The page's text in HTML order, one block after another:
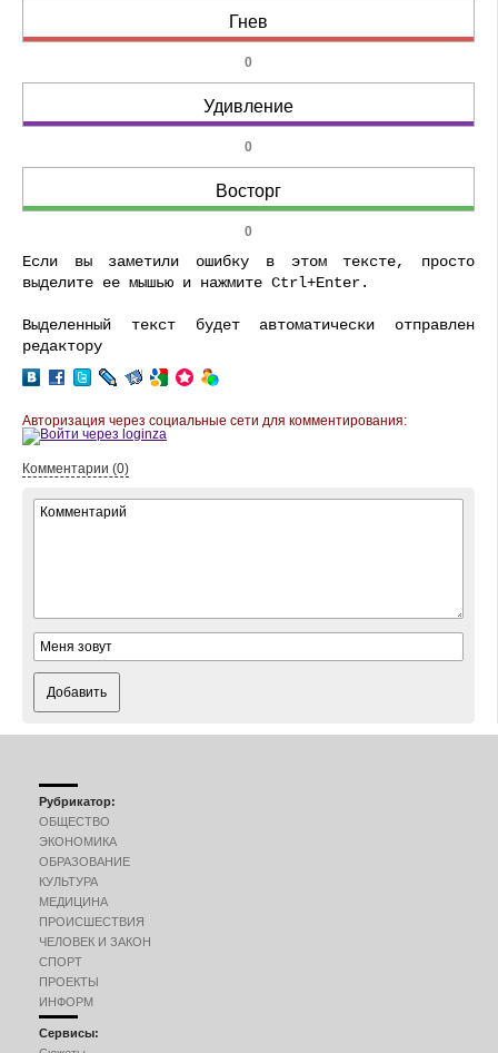
Гнев
0
Удивление
0
Восторг
0
Если вы заметили ошибку в этом тексте, просто
выделите ее мышью и нажмите Ctrl+Enter.
Выделенный текст будет автоматически отправлен
редактору
Авторизация через социальные сети для комментирования:
Комментарии (0)
Добавить
Рубрикатор:
ОБЩЕСТВО
ЭКОНОМИКА
ОБРАЗОВАНИЕ
КУЛЬТУРА
МЕДИЦИНА
ПРОИСШЕСТВИЯ
ЧЕЛОВЕК И ЗАКОН
СПОРТ
ПРОЕКТЫ
ИНФОРМ
Сервисы: